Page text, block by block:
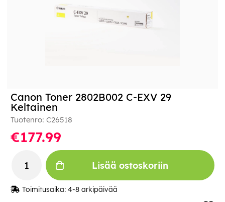
Canon Toner 2802B002 C-EXV 29
Keltainen
Tuotenro: C26518
€177.99
Lisää ostoskoriin
Toimitusaika: 4-8 arkipäivää